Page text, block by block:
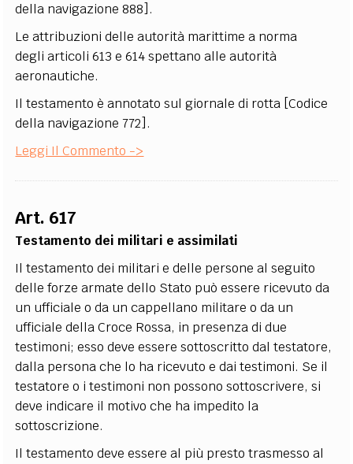
della navigazione 888].
Le attribuzioni delle autorità marittime a norma
degli articoli 613 e 614 spettano alle autorità
aeronautiche.
Il testamento è annotato sul giornale di rotta [Codice
della navigazione 772].
Leggi Il Commento ->
Art. 617
Testamento dei militari e assimilati
Il testamento dei militari e delle persone al seguito
delle forze armate dello Stato può essere ricevuto da
un ufficiale o da un cappellano militare o da un
ufficiale della Croce Rossa, in presenza di due
testimoni; esso deve essere sottoscritto dal testatore,
dalla persona che lo ha ricevuto e dai testimoni. Se il
testatore o i testimoni non possono sottoscrivere, si
deve indicare il motivo che ha impedito la
sottoscrizione.
Il testamento deve essere al più presto trasmesso al